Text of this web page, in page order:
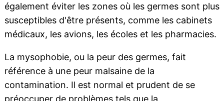
également éviter les zones où les germes sont plus
susceptibles d'être présents, comme les cabinets
médicaux, les avions, les écoles et les pharmacies.
La mysophobie, ou la peur des germes, fait
référence à une peur malsaine de la
contamination. Il est normal et prudent de se
préoccuper de problèmes tels que la